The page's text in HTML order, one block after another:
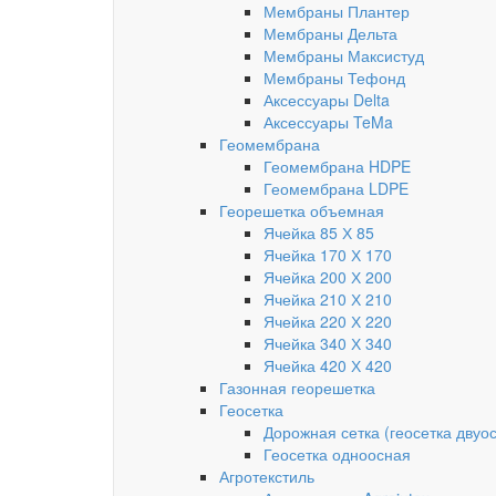
Мембраны Плантер
Мембраны Дельта
Мембраны Максистуд
Мембраны Тефонд
Аксессуары Delta
Аксессуары TeMa
Геомембрана
Геомембрана HDPE
Геомембрана LDPE
Георешетка объемная
Ячейка 85 Х 85
Ячейка 170 Х 170
Ячейка 200 Х 200
Ячейка 210 Х 210
Ячейка 220 Х 220
Ячейка 340 Х 340
Ячейка 420 Х 420
Газонная георешетка
Геосетка
Дорожная сетка (геосетка
Геосетка одноосная
Агротекстиль